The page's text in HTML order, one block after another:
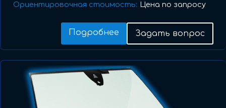
Ориентировочная стоимость: Цена по запросу
Подробнее Задать вопрос